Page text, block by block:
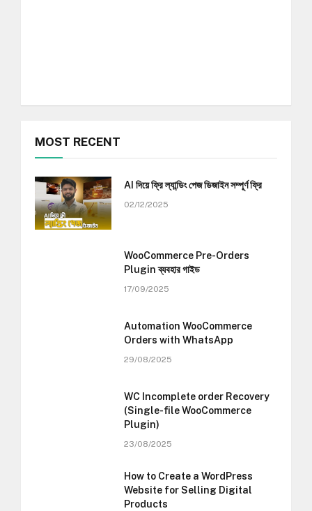
MOST RECENT
AI দিয়ে ফ্রি ল্যান্ডিং পেজ ডিজাইন সম্পূর্ণ ফ্রি
02/12/2025
WooCommerce Pre-Orders
Plugin ব্যবহার গাইড
17/09/2025
Automation WooCommerce
Orders with WhatsApp
29/08/2025
WC Incomplete order Recovery
(Single-file WooCommerce
Plugin)
23/08/2025
How to Create a WordPress
Website for Selling Digital
Products